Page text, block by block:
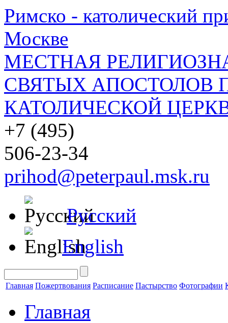
Римско - католический
Москве
МЕСТНАЯ
СВЯТЫХ АПОСТОЛОВ
КАТОЛИЧЕСКОЙ
+7 (495)
506-23-34
prihod@peterpaul.msk.ru
Русский
English
Главная Пожертвования Расписание Пастырство Фотографии
Главная